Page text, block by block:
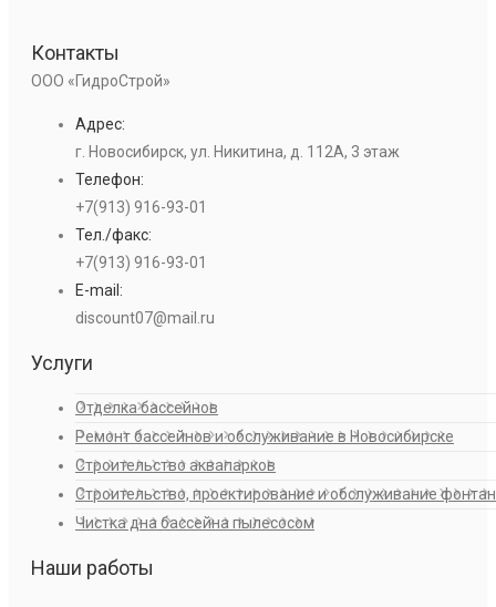
Контакты
ООО «ГидроСтрой»
Адрес:
г. Новосибирск, ул. Никитина, д. 112А, 3 этаж
Телефон:
+7(913) 916-93-01
Тел./факс:
+7(913) 916-93-01
E-mail:
discount07@mail.ru
Услуги
Отделка бассейнов
Ремонт бассейнов и обслуживание в Новосибирске
Строительство аквапарков
Строительство, проектирование и обслуживание
Чистка дна бассейна пылесосом
Наши работы